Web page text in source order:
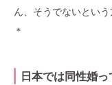
ん、そうでないとい
＊
日本では同性婚っ